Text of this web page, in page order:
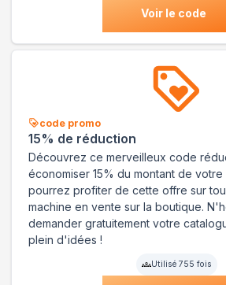
Voir le code
code promo
15% de réduction
Découvrez ce merveilleux code
économiser 15% du montant de votre
pourrez profiter de cette offre sur
machine en vente sur la boutique.
demander gratuitement votre
plein d'idées !
Utilisé 755 fois